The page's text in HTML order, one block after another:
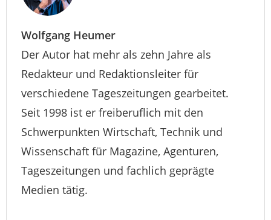
Wolfgang Heumer
Der Autor hat mehr als zehn Jahre als
Redakteur und Redaktionsleiter für
verschiedene Tageszeitungen gearbeitet.
Seit 1998 ist er freiberuflich mit den
Schwerpunkten Wirtschaft, Technik und
Wissenschaft für Magazine, Agenturen,
Tageszeitungen und fachlich geprägte
Medien tätig.